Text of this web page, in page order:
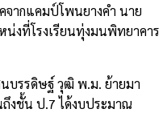
ากแคมป์โพนยางคำ นาย
น่งที่โรงเรียนทุ่งมนพิทยาคาร
รดิษฐ์ วุฒิ พ.ม. ย้ายมา
งชั้น ป.7 ได้งบประมาณ